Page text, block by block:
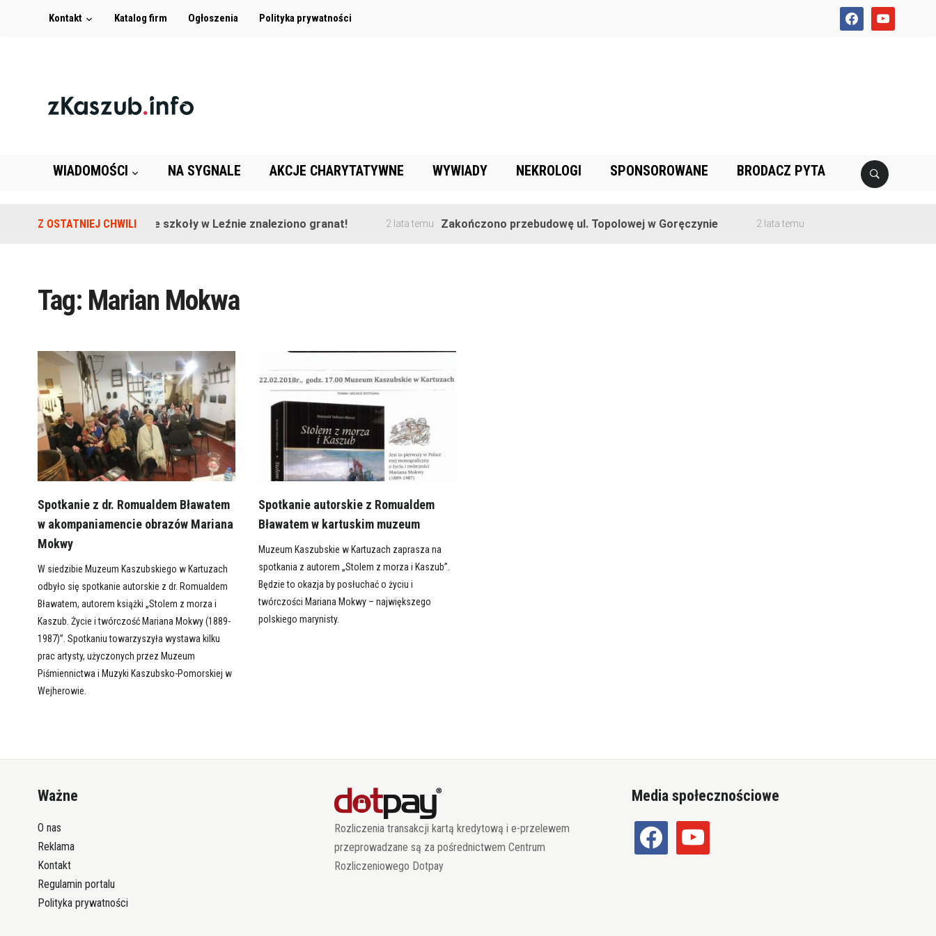
facebookyoutube
Kontakt Katalog firm Ogłoszenia Polityka prywatności
WIADOMOŚCI NA SYGNALE AKCJE CHARYTATYWNE WYWIADY NEKROLOGI SPONSOROWANE BRODACZ PYTA
Z OSTATNIEJ CHWILINa terenie szkoły w Leźnie znaleziono granat! 2 lata temu Zakończono przebudowę ul. Topolowej w Goręczynie 2 lata temu
Tag: Marian Mokwa
Spotkanie z dr. Romualdem Bławatem
w akompaniamencie obrazów Mariana
Mokwy
W siedzibie Muzeum Kaszubskiego w Kartuzach
odbyło się spotkanie autorskie z dr. Romualdem
Bławatem, autorem książki „Stolem z morza i
Kaszub. Życie i twórczość Mariana Mokwy (1889-
1987)”. Spotkaniu towarzyszyła wystawa kilku
prac artysty, użyczonych przez Muzeum
Piśmiennictwa i Muzyki Kaszubsko-Pomorskiej w
Wejherowie.
Spotkanie autorskie z Romualdem
Bławatem w kartuskim muzeum
Muzeum Kaszubskie w Kartuzach zaprasza na
spotkania z autorem „Stolem z morza i Kaszub”.
Będzie to okazja by posłuchać o życiu i
twórczości Mariana Mokwy – największego
polskiego marynisty.
Ważne
O nas
Reklama
Kontakt
Regulamin portalu
Polityka prywatności
Rozliczenia transakcji kartą kredytową i e-przelewem
przeprowadzane są za pośrednictwem Centrum
Rozliczeniowego Dotpay
Media społecznościowe
facebook youtube